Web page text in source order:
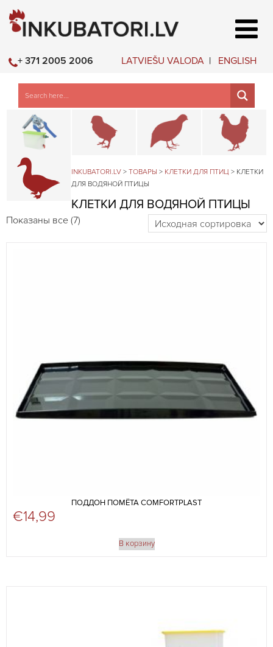
LATVIEŠU VALODA ENGLISH
+ 371 2005 2006
Детали и аксессуары для клеткок
Брудеры и клетки для
Клетки для
INKUBATORI.LV > ТОВАРЫ > КЛЕТКИ ДЛЯ ПТИЦ > КЛЕТКИ
ДЛЯ ВОДЯНОЙ ПТИЦЫ
КЛЕТКИ ДЛЯ ВОДЯНОЙ ПТИЦЫ
Показаны все (7)
ПОДДОН ПОМЁТА COMFORTPLAST
€14,99
В корзину